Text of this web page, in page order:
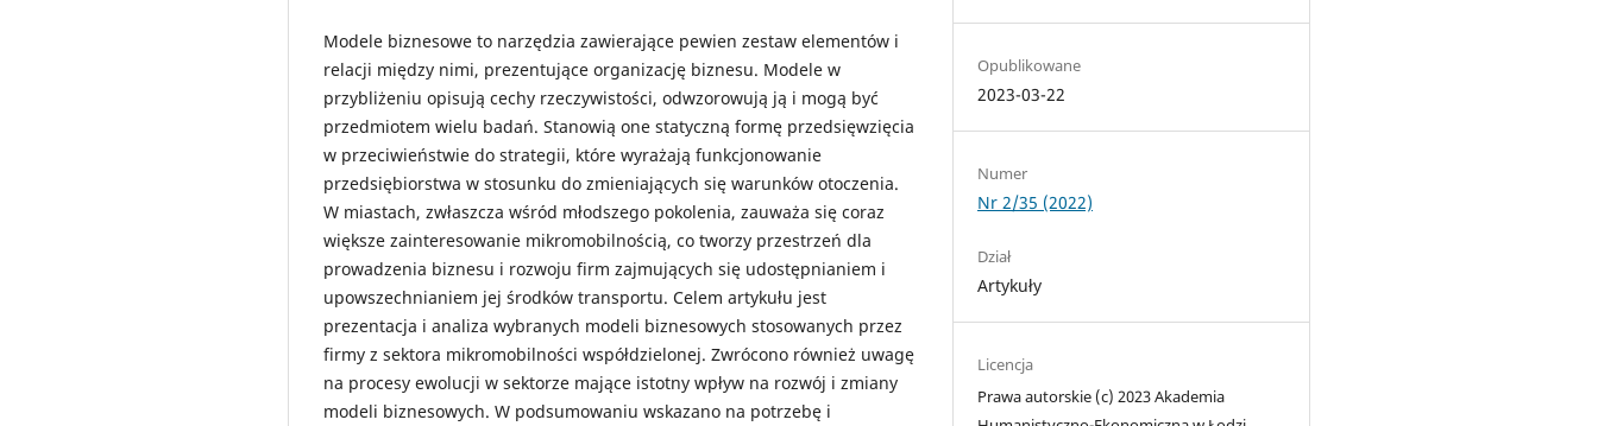
Modele biznesowe to narzędzia zawierające pewien zestaw elementów i
relacji między nimi, prezentujące organizację biznesu. Modele w
przybliżeniu opisują cechy rzeczywistości, odwzorowują ją i mogą być
przedmiotem wielu badań. Stanowią one statyczną formę przedsięwzięcia
w przeciwieństwie do strategii, które wyrażają funkcjonowanie
przedsiębiorstwa w stosunku do zmieniających się warunków otoczenia.
W miastach, zwłaszcza wśród młodszego pokolenia, zauważa się coraz
większe zainteresowanie mikromobilnością, co tworzy przestrzeń dla
prowadzenia biznesu i rozwoju firm zajmujących się udostępnianiem i
upowszechnianiem jej środków transportu. Celem artykułu jest
prezentacja i analiza wybranych modeli biznesowych stosowanych przez
firmy z sektora mikromobilności współdzielonej. Zwrócono również uwagę
na procesy ewolucji w sektorze mające istotny wpływ na rozwój i zmiany
modeli biznesowych. W podsumowaniu wskazano na potrzebę i
Opublikowane
2023-03-22
Numer
Nr 2/35 (2022)
Dział
Artykuły
Licencja
Prawa autorskie (c) 2023 Akademia